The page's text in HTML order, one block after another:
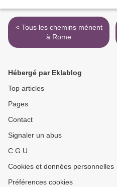
< Tous les chemins mènent
à Rome
Hébergé par Eklablog
Top articles
Pages
Contact
Signaler un abus
C.G.U.
Cookies et données personnelles
Préférences cookies